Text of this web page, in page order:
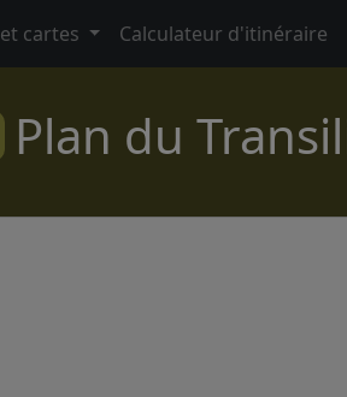
cartes Calculateur d'itinéraire
Plan du